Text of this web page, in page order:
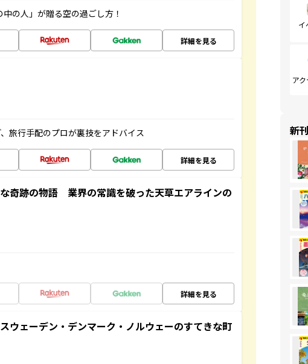
の人」が贈る空の過ごし方！
詳細を見る
旅行手配のプロが裏技をアドバイス
詳細を見る
奇跡の物語 業界の常識を破った天草エアラインの
詳細を見る
ウェーデン・デンマーク・ノルウェーのすてきな町
イ
ア
新